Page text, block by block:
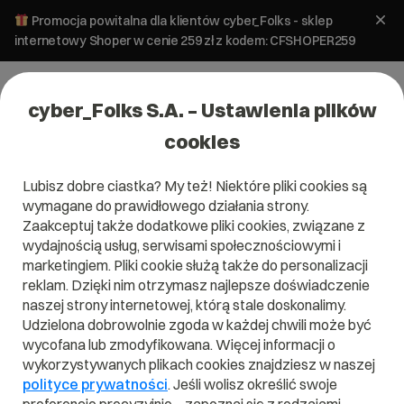
Promocja powitalna dla klientów cyber_Folks - sklep
internetowy Shoper w cenie 259 zł z kodem: CFSHOPER259
Czym jest URL?
Przeczytaj czym jestURLw naszym słowniku.
Pomoże Ci to lepiej zrozumieć, czym dokładnie jestURL
cyber_Folks S.A. – Ustawienia plików
cookies
Lubisz dobre ciastka? My też! Niektóre pliki cookies są
wymagane do prawidłowego działania strony.
Zaakceptuj także dodatkowe pliki cookies, związane z
wydajnością usług, serwisami społecznościowymi i
marketingiem. Pliki cookie służą także do personalizacji
reklam. Dzięki nim otrzymasz najlepsze doświadczenie
naszej strony internetowej, którą stale doskonalimy.
Udzielona dobrowolnie zgoda w każdej chwili może być
wycofana lub zmodyfikowana. Więcej informacji o
wykorzystywanych plikach cookies znajdziesz w naszej
polityce prywatności. Jeśli wolisz określić swoje